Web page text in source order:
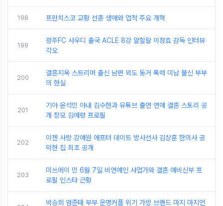
198 프란치스코 교황 선종 생애와 업적 주요 개혁
199
광주FC 사우디 출국 ACLE 8강 알힐랄 이정효 감독 인터뷰
각오
200
결혼지옥 스트리머 출신 남편 외도 동거 폭력 미납 불신 부부
의 현실
201
기아 윤석민 아내 김수현과 유튜브 출연 연예 결혼 스토리 공
개 장모 김예령 프로필
202
이젠 사랑 강예원 애프터 데이트 방사선사 김상훈 한의사 공
덕현 집 최초 공개
203
미쓰에이 민 6월 7일 비연예인 사업가와 결혼 예비신부 프
로필 인스타 근황
박승희 엄준태 부부 운명커플 위기 가방 브랜드 마지 마지언